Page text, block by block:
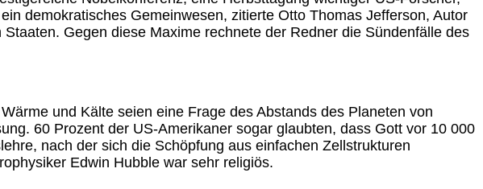
demokratisches Gemeinwesen, zitierte Otto Thomas Jefferson, Autor
Gegen diese Maxime rechnete der Redner die Sündenfälle des
und Kälte seien eine Frage des Abstands des Planeten von
60 Prozent der US-Amerikaner sogar glaubten, dass Gott vor 10 000
nach der sich die Schöpfung aus einfachen Zellstrukturen
Edwin Hubble war sehr religiös.